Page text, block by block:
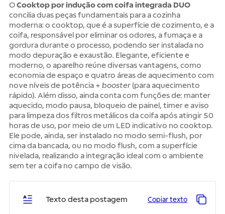
OCooktop por indução com coifa integrada DUO
concilia duas peças fundamentais para a cozinha
moderna: o cooktop, que é a superfície de cozimento, e a
coifa, responsável por eliminar os odores, a fumaça e a
gordura durante o processo, podendo ser instalada no
modo depuração e exaustão. Elegante, eficiente e
moderno, o aparelho reúne diversas vantagens, como
economia de espaço e quatro áreas de aquecimento com
nove níveis de potência + booster (para aquecimento
rápido). Além disso, ainda conta com funções de: manter
aquecido, modo pausa, bloqueio de painel, timer e aviso
para limpeza dos filtros metálicos da coifa após atingir 50
horas de uso, por meio de um LED indicativo no cooktop.
Ele pode, ainda, ser instalado no modo semi-flush, por
cima da bancada, ou no modo flush, com a superfície
nivelada, realizando a integração ideal com o ambiente
sem ter a coifa no campo de visão.
Texto desta postagem Copiar texto